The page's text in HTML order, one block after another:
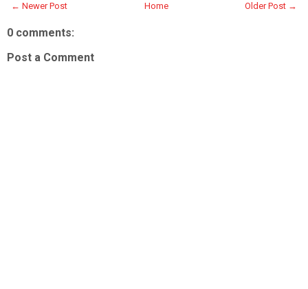
← Newer Post Older Post →
Home
0 comments:
Post a Comment